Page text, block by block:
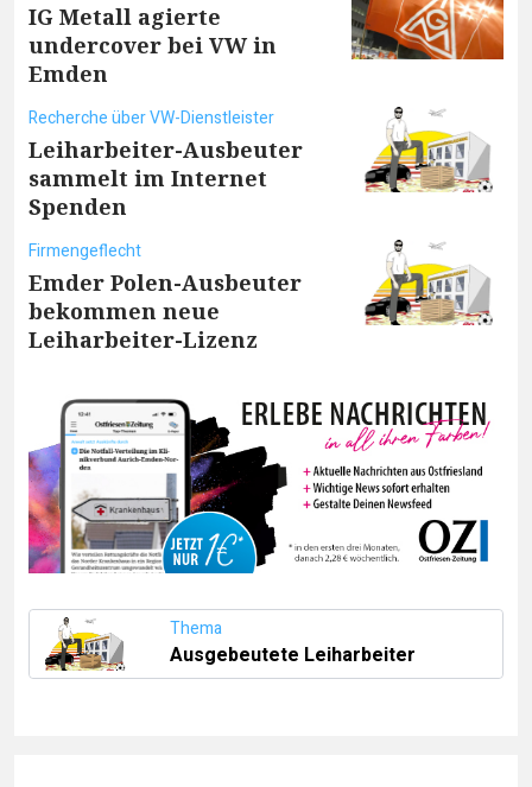
IG Metall agierte
undercover bei VW in
Emden
Recherche über VW-Dienstleister
Leiharbeiter-Ausbeuter
sammelt im Internet
Spenden
Firmengeflecht
Emder Polen-Ausbeuter
bekommen neue
Leiharbeiter-Lizenz
Thema
Ausgebeutete Leiharbeiter